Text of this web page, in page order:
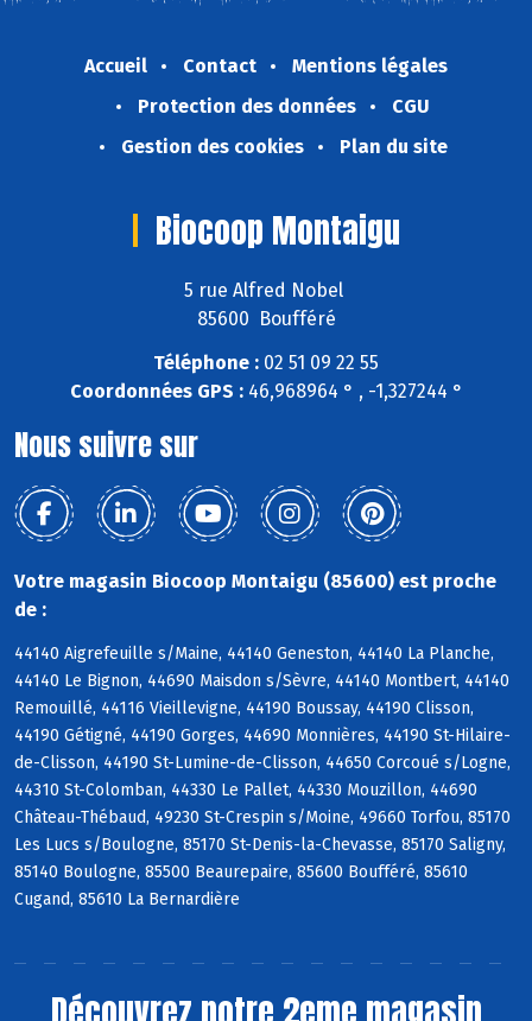
Accueil Contact
Mentions légales
Protection des données
CGU
Gestion des cookies
Plan du site
Biocoop Montaigu
5 rue Alfred Nobel
85600 Boufféré
Téléphone : 02 51 09 22 55
Coordonnées GPS :46,968964 ° , -1,327244 °
Nous suivre sur
Votre magasin Biocoop Montaigu (85600) est proche
de :
44140 Aigrefeuille s/Maine, 44140 Geneston, 44140 La Planche,
44140 Le Bignon, 44690 Maisdon s/Sèvre, 44140 Montbert, 44140
Remouillé, 44116 Vieillevigne, 44190 Boussay, 44190 Clisson,
44190 Gétigné, 44190 Gorges, 44690 Monnières, 44190 St-Hilaire-
de-Clisson, 44190 St-Lumine-de-Clisson, 44650 Corcoué s/Logne,
44310 St-Colomban, 44330 Le Pallet, 44330 Mouzillon, 44690
Château-Thébaud, 49230 St-Crespin s/Moine, 49660 Torfou, 85170
Les Lucs s/Boulogne, 85170 St-Denis-la-Chevasse, 85170 Saligny,
85140 Boulogne, 85500 Beaurepaire, 85600 Boufféré, 85610
Cugand, 85610 La Bernardière